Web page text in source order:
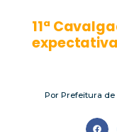
11ª
Por Prefeitura de